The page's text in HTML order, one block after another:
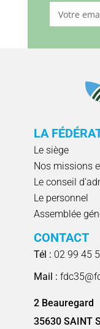
LA
Le siège
Nos missions
Le conseil
Le personnel
Assemblée
CONTACT
Tél : 02 99 45
Mail :
2 Beauregard
35630 SAINT